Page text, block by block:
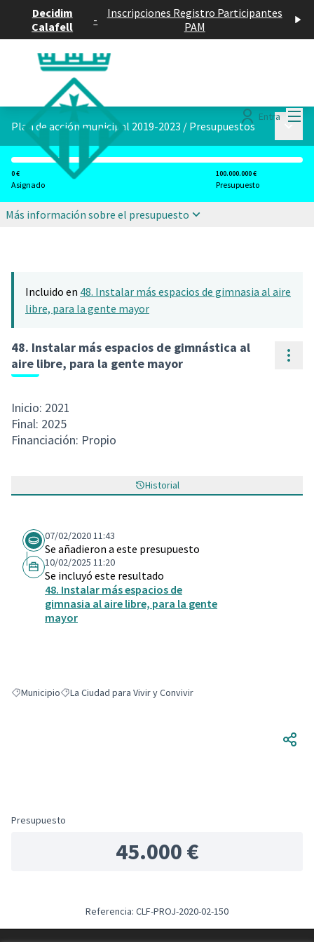
Decidim
Calafell
-
Inscripciones Registro Participantes
PAM
Entra
Plan de acción municipal 2019-2023 / Presupuestos
0 €
Asignado
100.000.000 €
Presupuesto
Más información sobre el presupuesto
Incluido en 48. Instalar más espacios de gimnasia al aire
libre, para la gente mayor
48. Instalar más espacios de gimnástica al
aire libre, para la gente mayor
Inicio: 2021
Final: 2025
Financiación: Propio
Historial
07/02/2020 11:43
Se añadieron a este presupuesto
10/02/2025 11:20
Se incluyó este resultado
48. Instalar más espacios de
gimnasia al aire libre, para la gente
mayor
Resultados al filtrar por: Municipio
MunicipioResultados al filtrar por: La Ciudad para Vivir y Convivir
La Ciudad para Vivir y Convivir
Presupuesto
45.000 €
Referencia: CLF-PROJ-2020-02-150